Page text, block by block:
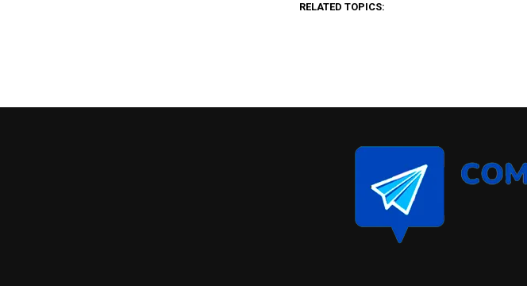
RELATED TOPICS: